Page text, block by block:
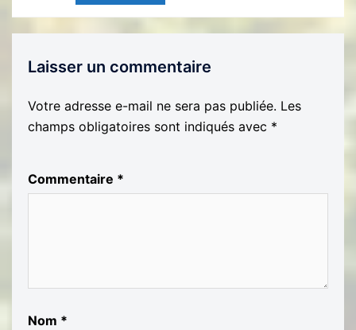
Laisser un commentaire
Votre adresse e-mail ne sera pas publiée. Les
champs obligatoires sont indiqués avec *
Commentaire *
Nom *